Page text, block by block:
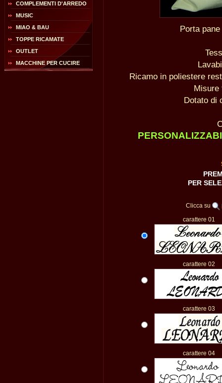
COMPLEMENTI D'ARREDO
MUSIC
MIAO & BAU
TOPPE RICAMATE
OUTLET
MACCHINE PER CUCIRE
Porta
Ricamo in poliestere
Misure
Dotato di
PER
Clicca su
carattere 01
carattere 02
carattere 03
carattere 04